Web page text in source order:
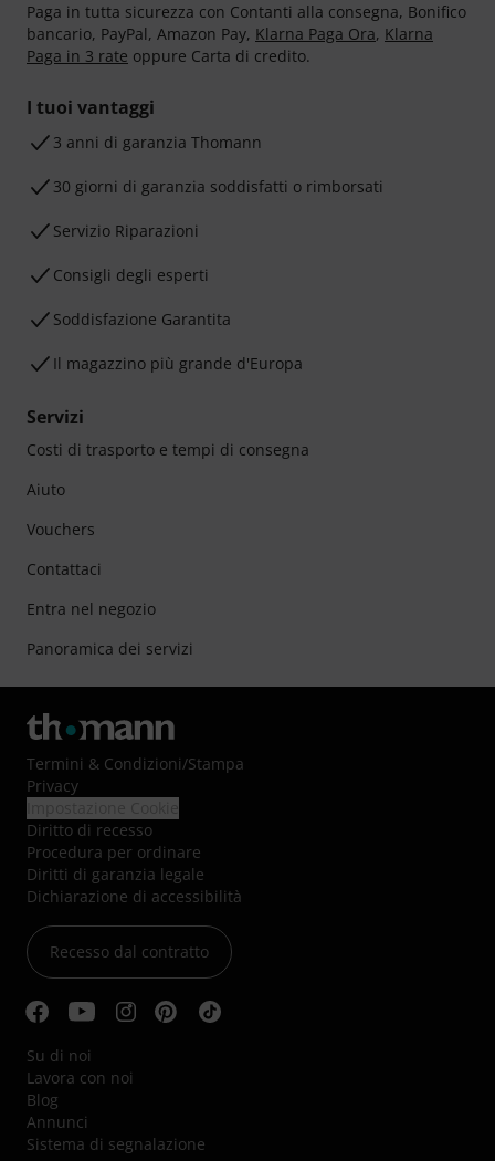
Paga in tutta sicurezza con Contanti alla consegna, Bonifico
bancario, PayPal, Amazon Pay, Klarna Paga Ora, Klarna
Paga in 3 rate oppure Carta di credito.
I tuoi vantaggi
3 anni di garanzia Thomann
30 giorni di garanzia soddisfatti o rimborsati
Servizio Riparazioni
Consigli degli esperti
Soddisfazione Garantita
Il magazzino più grande d'Europa
Servizi
Costi di trasporto e tempi di consegna
Aiuto
Vouchers
Contattaci
Entra nel negozio
Panoramica dei servizi
Termini & Condizioni/Stampa
Privacy
Diritto di recesso
Procedura per ordinare
Diritti di garanzia legale
Dichiarazione di accessibilità
Recesso dal contratto
Su di noi
Lavora con noi
Blog
Annunci
Sistema di segnalazione